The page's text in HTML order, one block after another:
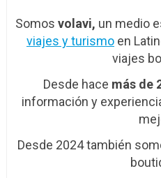
Somosvolavi, un medio
viajes y turismoen
viajes
Desde hace más de
información y
Desde 2024 también